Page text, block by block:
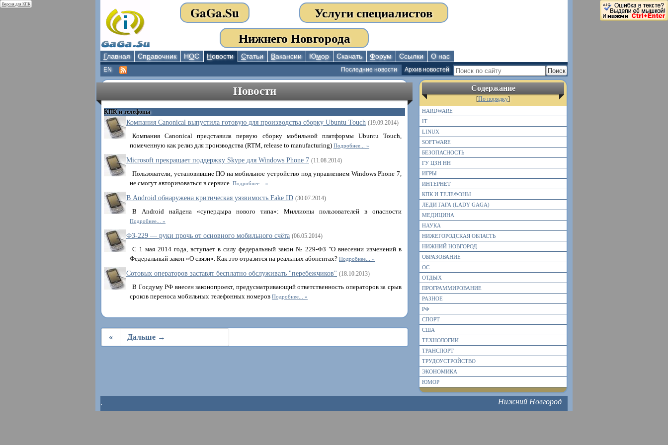
Версия для КПК GaGa.Su
Услуги специалистов
Нижнего Новгорода
Главная Справочник НОС Новости Статьи Вакансии Юмор Скачать Форум Ссылки О нас
Архив новостей
Последние новости
EN
Новости
КПК и телефоны
Компания Canonical выпустила готовую для производства сборку Ubuntu Touch (19.09.2014)
Компания Canonical представила первую сборку мобильной платформы Ubuntu Touch,
помеченную как релиз для производства (RTM, release to manufacturing) Подробнее...
Microsoft прекращает поддержку Skype для Windows Phone 7 (11.08.2014)
Пользователи, установившие ПО на мобильное устройство под управлением Windows Phone 7,
не смогут авторизоваться в сервисе. Подробнее...
В Android обнаружена критическая уязвимость Fake ID (30.07.2014)
В Android найдена «супердыра нового типа»: Миллионы пользователей в опасности
Подробнее...
ФЗ-229 — руки прочь от основного мобильного счёта (06.05.2014)
С 1 мая 2014 года, вступает в силу федеральный закон № 229-ФЗ "О внесении изменений в
Федеральный закон «О связи». Как это отразится на реальных абонентах? Подробнее...
Сотовых операторов заставят бесплатно обслуживать "перебежчиков" (18.10.2013)
В Госдуму РФ внесен законопроект, предусматривающий ответственность операторов за срыв
сроков переноса мобильных телефонных номеров Подробнее...
« Дальше →
Содержание
[По порядку]
HARDWARE
IT
LINUX
SOFTWARE
БЕЗОПАСНОСТЬ
ГУ ЦЗН НН
ИГРЫ
ИНТЕРНЕТ
КПК И ТЕЛЕФОНЫ
ЛЕДИ ГАГА (LADY GAGA)
МЕДИЦИНА
НАУКА
НИЖЕГОРОДСКАЯ ОБЛАСТЬ
НИЖНИЙ НОВГОРОД
ОБРАЗОВАНИЕ
ОС
ОТДЫХ
ПРОГРАММИРОВАНИЕ
РАЗНОЕ
РФ
СПОРТ
США
ТЕХНОЛОГИИ
ТРАНСПОРТ
ТРУДОУСТРОЙСТВО
ЭКОНОМИКА
ЮМОР
. Нижний Новгород